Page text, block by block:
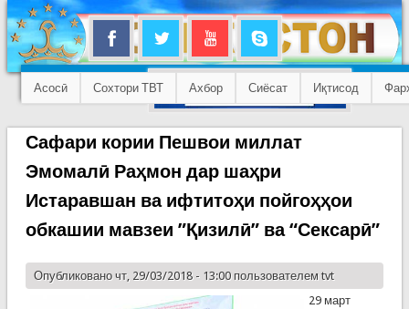
Асосӣ Сохтори ТВТ Ахбор Сиёсат Иқтисод
Сафари кории Пешвои миллат
Эмомалӣ Раҳмон дар шаҳри
Истаравшан ва ифтитоҳи пойгоҳҳои
обкашии мавзеи ”Қизилӣ” ва “Сексарӣ”
Опубликовано чт, 29/03/2018 - 13:00 пользователем tvt
29 март